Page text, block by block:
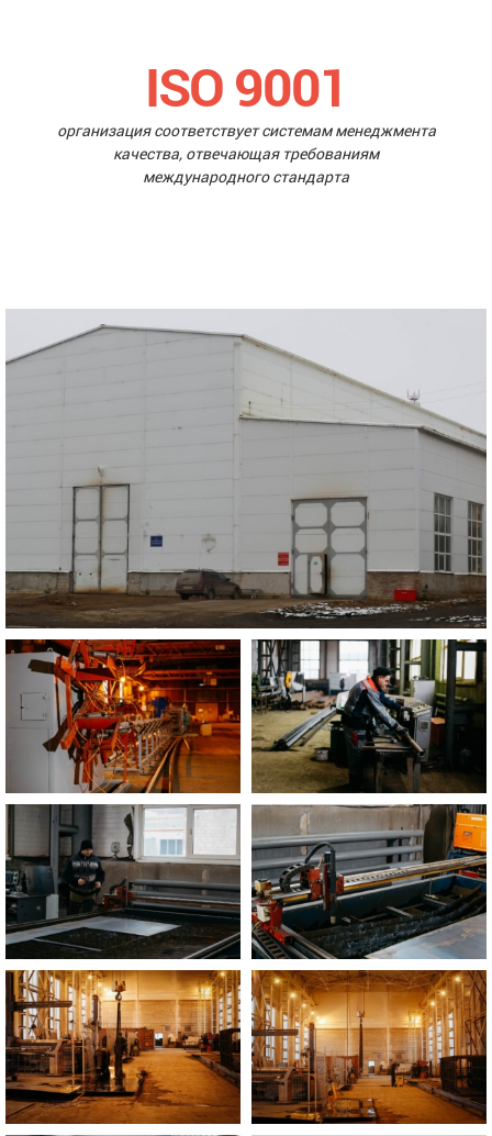
ISO 9001
организация соответствует системам менеджмента
качества, отвечающая требованиям
международного стандарта